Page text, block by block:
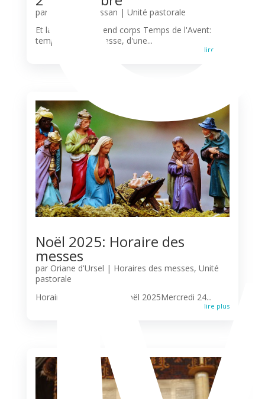
par Olivier N'Guessan | Unité pastorale
Et la promesse prend corps Temps de l'Avent:
temps de la Promesse, d'une...
lire plus
Noël 2025: Horaire des
messes
par Oriane d'Ursel | Horaires des messes, Unité
pastorale
Horaire des messes – Noël 2025Mercredi 24...
lire plus